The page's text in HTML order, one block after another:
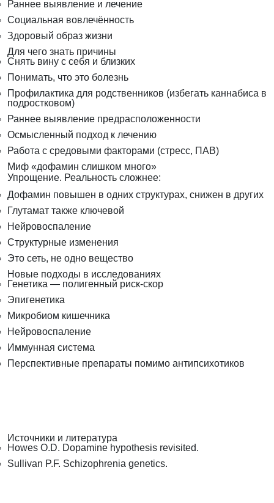
Раннее выявление и лечение
Социальная вовлечённость
Здоровый образ жизни
Для чего знать причины
Снять вину с себя и близких
Понимать, что это болезнь
Профилактика для родственников (избегать каннабиса в
подростковом)
Раннее выявление предрасположенности
Осмысленный подход к лечению
Работа с средовыми факторами (стресс, ПАВ)
Миф «дофамин слишком много»
Упрощение. Реальность сложнее:
Дофамин повышен в одних структурах, снижен в других
Глутамат также ключевой
Нейровоспаление
Структурные изменения
Это сеть, не одно вещество
Новые подходы в исследованиях
Генетика — полигенный риск-скор
Эпигенетика
Микробиом кишечника
Нейровоспаление
Иммунная система
Перспективные препараты помимо антипсихотиков
Источники и литература
Howes O.D. Dopamine hypothesis revisited.
Sullivan P.F. Schizophrenia genetics.